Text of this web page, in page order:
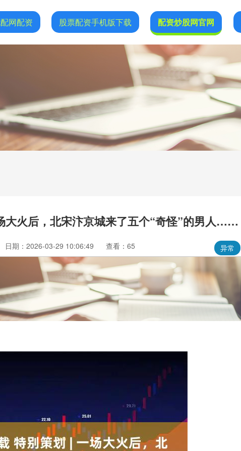
网配资 股票配资手机版下载 配资炒股网官网
大火后，北宋汴京城来了五个“奇怪”的男人……
异常
日期：2026-03-29 10:06:49 查看：65